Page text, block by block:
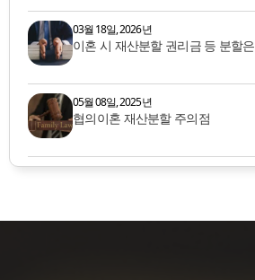
03월 18일, 2026년
이혼 시 재산분할 권리금 등 분할은
05월 08일, 2025년
협의이혼 재산분할 주의점